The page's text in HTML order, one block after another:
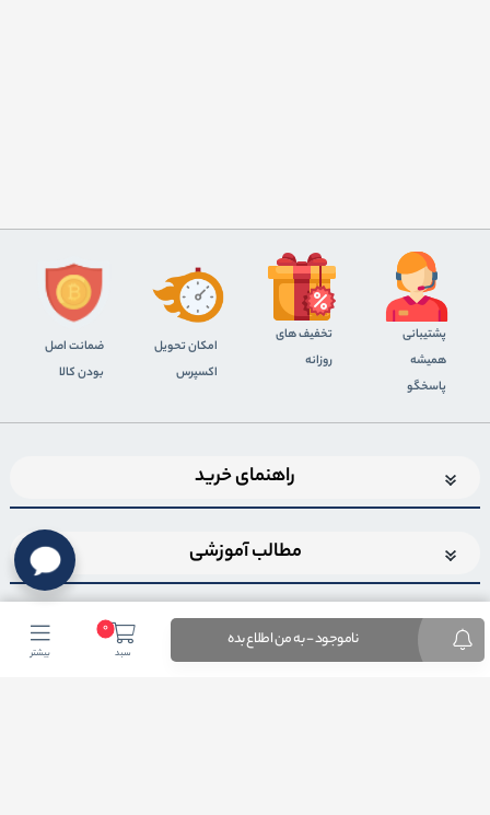
ناموجود - به من اطلاع بده 0
سبد بیشتر
پشتیبانی
همیشه
پاسخگو
تخفیف های
روزانه
اﻣﮑﺎن ﺗﺤﻮﯾﻞ
اﮐﺴﭙﺮس
ضمانت اصل
بودن کالا
راهنمای خرید
مطالب آموزشی